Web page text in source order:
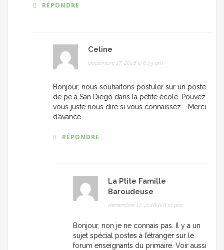
RÉPONDRE
Celine
décembre 17, 2018 à 6:15 am
Bonjour, nous souhaitons postuler sur un poste
de pe à San Diego dans la petite école. Pouvez
vous juste nous dire si vous connaissez…. Merci
d’avance.
RÉPONDRE
La Ptite Famille
Baroudeuse
décembre 17, 2018 à 8:11 pm
Bonjour, non je ne connais pas. Il y a un
sujet spécial postes à l’étranger sur le
forum enseignants du primaire. Voir aussi